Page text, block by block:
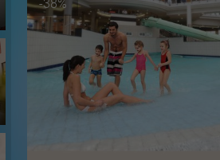
-38%